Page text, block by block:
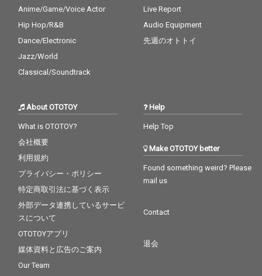
Anime/Game/Voice Actor
Hip Hop/R&B
Dance/Electronic
Jazz/World
Classical/Soundtrack
Live Report
Audio Equipment
先週のオトトイ
About OTOTOY
What is OTOTOY?
会社概要
利用規約
プライバシー・ポリシー
特定商取引法に基づく表示
外部データ連携しているサービ
スについて
OTOTOYアプリ
媒体資料と広告のご案内
Our Team
Help
Help Top
Make OTOTOY better
Found something weird? Please
mail us
Contact
退会